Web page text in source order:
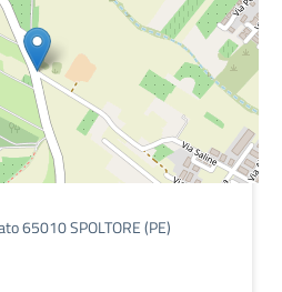
65010 SPOLTORE (PE)